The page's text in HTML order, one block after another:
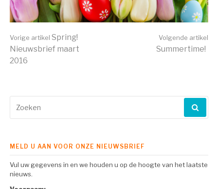
Verder
Vorige artikel Spring!
Nieuwsbrief maart
2016
Volgende artikel
Summertime!
naar:
MELD U AAN VOOR ONZE NIEUWSBRIEF
Vul uw gegevens in en we houden u op de hoogte van het laatste
nieuws.